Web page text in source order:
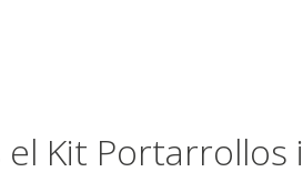
el Kit Portarrollos